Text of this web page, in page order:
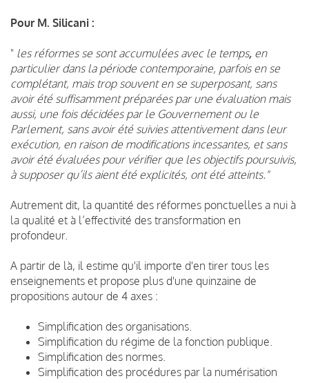
Pour M. Silicani :
" les réformes se sont accumulées avec le temps, en
particulier dans la période contemporaine, parfois en se
complétant, mais trop souvent en se superposant, sans
avoir été suffisamment préparées par une évaluation mais
aussi, une fois décidées par le Gouvernement ou le
Parlement, sans avoir été suivies attentivement dans leur
exécution, en raison de modifications incessantes, et sans
avoir été évaluées pour vérifier que les objectifs poursuivis,
à supposer qu’ils aient été explicités, ont été atteints."
Autrement dit, la quantité des réformes ponctuelles a nui à
la qualité et à l’effectivité des transformation en
profondeur.
A partir de là, il estime qu'il importe d'en tirer tous les
enseignements et propose plus d'une quinzaine de
propositions autour de 4 axes :
Simplification des organisations.
Simplification du régime de la fonction publique.
Simplification des normes.
Simplification des procédures par la numérisation